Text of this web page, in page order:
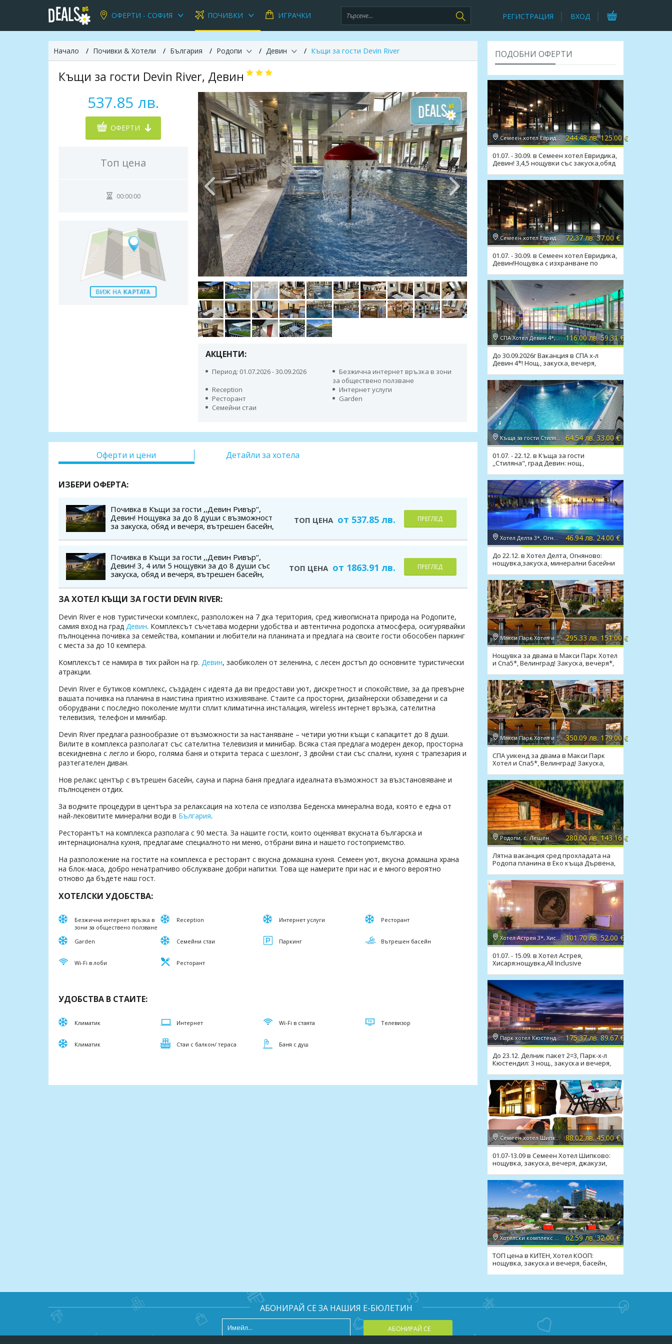
ОФЕРТИ - СОФИЯ ПОЧИВКИ ИГРАЧКИ РЕГИСТРАЦИЯ ВХОД
Начало Почивки & Хотели България Родопи Девин Къщи за гости Devin River
Къщи за гости Devin River, Девин
АКЦЕНТИ:
Период: 01.07.2026 - 30.09.2026
Безжична интернет връзка в зони
за обществено ползване
Reception
Интернет услуги
Ресторант
Garden
Семейни стаи
537.85 лв.
ОФЕРТИ
Топ цена
00:00:00
Оферти и цени Детайли за хотела
ИЗБЕРИ ОФЕРТА:
Почивка в Къщи за гости ,,Девин Ривър‘‘,
Девин! Нощувка за до 8 души с възможност
за закуска, обяд и вечеря, вътрешен басейн,
3.99 г.
ТОП ЦЕНА от 537.85 лв. ПРЕГЛЕД
Почивка в Къщи за гости ,,Девин Ривър‘‘,
Девин! 3, 4 или 5 нощувки за до 8 души със
закуска, обяд и вечеря, вътрешен басейн,
3.99 г.
ТОП ЦЕНА от 1863.91 лв. ПРЕГЛЕД
ЗА ХОТЕЛ КЪЩИ ЗА ГОСТИ DEVIN RIVER:
Devin River е нов туристически комплекс, разположен на 7 дка територия, сред живописната природа на Родопите,
самия вход на град Девин. Комплексът съчетава модерни удобства и автентична родопска атмосфера, осигурявайки
пълноценна почивка за семейства, компании и любители на планината и предлага на своите гости обособен паркинг
с места за до 10 кемпера.
Комплексът се намира в тих район на гр. Девин, заобиколен от зеленина, с лесен достъп до основните туристически
атракции.
Devin River е бутиков комплекс, създаден с идеята да ви предостави уют, дискретност и спокойствие, за да превърне
вашата почивка на планина в наистина приятно изживяване. Стаите са просторни, дизайнерски обзаведени и са
оборудвани с последно поколение мулти сплит климатична инсталация, wireless интернет връзка, сателитна
телевизия, телефон и минибар.
Devin River предлага разнообразие от възможности за настаняване – четири уютни къщи с капацитет до 8 души.
Вилите в комплекса разполагат със сателитна телевизия и минибар. Всяка стая предлага модерен декор, просторна
всекидневна с легло и бюро, голяма баня и открита тераса с шезлонг, 3 двойни стаи със спални, кухня с трапезария и
разтегателен диван.
Нов релакс център с вътрешен басейн, сауна и парна баня предлага идеалната възможност за възстановяване и
пълноценен отдих.
За водните процедури в центъра за релаксация на хотела се използва Беденска минерална вода, която е една от
най-лековитите минерални води в България.
Ресторантът на комплекса разполага с 90 места. За нашите гости, които оценяват вкусната българска и
интернационална кухня, предлагаме специалното ни меню, отбрани вина и нашето гостоприемство.
На разположение на гостите на комплекса е ресторант с вкусна домашна кухня. Семеен уют, вкусна домашна храна
на блок-маса, добро ненатрапчиво обслужване добри напитки. Това ще намерите при нас и е много вероятно
отново да бъдете наш гост.
ХОТЕЛСКИ УДОБСТВА:
Безжична интернет връзка в
зони за обществено ползване
Reception Интернет услуги Ресторант
Garden Семейни стаи Паркинг Вътрешен басейн
Wi-Fi в лоби Ресторант
УДОБСТВА В СТАИТЕ:
Климатик Интернет Wi-Fi в стаята Телевизор
Климатик Стаи с балкон/ тераса Баня с душ
ПОДОБНИ ОФЕРТИ
Семеен хотел Евридика 3*, Девин 244.48 лв. 125.00 €
01.07. - 30.09. в Семеен хотел Евридика,
Девин! 3,4,5 нощувки със закуска,обяд
Семеен хотел Евридика 3*, Девин 72.37 лв. 37.00 €
01.07. - 30.09. в Семеен хотел Евридика,
Девин!Нощувка с изхранване по
избор,мин.басейн
СПА Хотел Девин 4*, Девин 116.00 лв. 59.31 €
До 30.09.2026г Ваканция в СПА х-л
Девин 4*! Нощ., закуска, вечеря,
басейн, СПА
Къща за гости Стиляна 3*, Девин 64.54 лв. 33.00 €
01.07. - 22.12. в Къща за гости
,,Стиляна", град Девин: нощ.,
изхранване по избор,басейн
Хотел Делта 3*, Огняново 46.94 лв. 24.00 €
До 22.12. в Хотел Делта, Огняново:
нощувка,закуска, минерални басейни
Макси Парк Хотел и Спа 5*, Велинград 295.33 лв. 151.00 €
Нощувка за двама в Макси Парк Хотел
и Спа5*, Велинград! Закуска, вечеря*,
басейни, СПА
Макси Парк Хотел и Спа 5*, Велинград 350.09 лв. 179.00 €
СПА уикенд за двама в Макси Парк
Хотел и Спа5*, Велинград! Закуска,
вечеря*, басейни, СПА
Родопи, с. Лещен 280.00 лв. 143.16 €
Лятна ваканция сред прохладата на
Родопа планина в Еко къща Дървена,
Хотел Астрея 3*, Хисаря 101.70 лв. 52.00 €
01.07. - 15.09. в Хотел Астрея,
Хисаря:нощувка,All Inclusive
Light,релакс зона,мин. басейн
Парк хотел Кюстендил 4*, Кюстендил 175.37 лв. 89.67 €
До 23.12. Делник пакет 2=3, Парк-х-л
Кюстендил: 3 нощ., закуска и вечеря,
минерален басейн
Семеен хотел Шипково 3*, с. Шипково 88.02 лв. 45.00 €
01.07-13.09 в Семеен Хотел Шипково:
нощувка, закуска, вечеря, джакузи,
сауна, мин. басейн
Хотелски комплекс КООП 2*, Китен 62.59 лв. 32.00 €
ТОП цена в КИТЕН, Хотел КООП:
нощувка, закуска и вечеря, басейн,
АБОНИРАЙ СЕ ЗА НАШИЯ Е-БЮЛЕТИН
АБОНИРАЙ СЕ